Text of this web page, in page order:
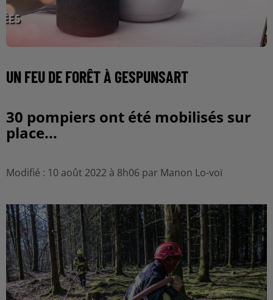
UN FEU DE FORÊT À GESPUNSART
30 pompiers ont été mobilisés sur
place...
Modifié : 10 août 2022 à 8h06 par Manon Lo-voï